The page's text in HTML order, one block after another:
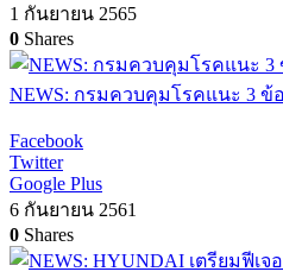
1 กันยายน 2565
0 Shares
NEWS: กรมควบคุมโรคแนะ 3 ข้
Facebook
Twitter
Google Plus
6 กันยายน 2561
0 Shares